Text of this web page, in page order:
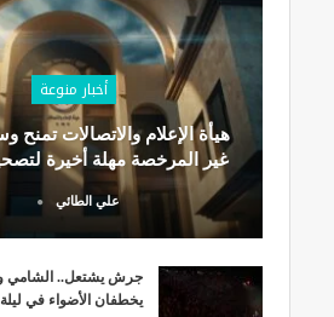
أخبار منوعة
هيأة الإعلام والاتصالات تمنح
غير المرخصة مهلة أخيرة
علي الطائي
جرش يشتعل.. الشامي
يخطفان الأضواء في ليلة